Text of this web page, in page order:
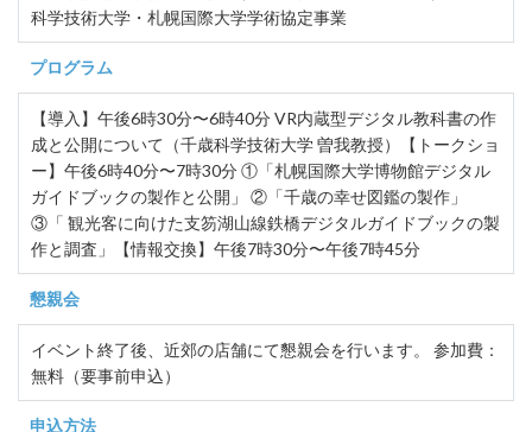
科学技術大学・札幌国際大学学術協定事業
プログラム
【導入】午後6時30分〜6時40分 VR内蔵型デジタル教科書の作
成と公開について（千歳科学技術大学 曽我教授）【トークショ
ー】午後6時40分〜7時30分 ①「札幌国際大学博物館デジタル
ガイドブックの製作と公開」 ②「千歳の幸せ図鑑の製作」
③「 観光客に向けた支笏湖山線鉄橋デジタルガイドブックの製
作と調査」【情報交換】午後7時30分〜午後7時45分
懇親会
イベント終了後、近郊の店舗にて懇親会を行います。 参加費：
無料（要事前申込）
申込方法